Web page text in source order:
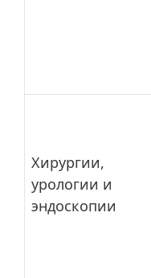
Хирургии,
урологии и
эндоскопии